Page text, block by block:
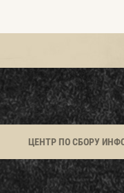
ЦЕНТР ПО СБОРУ